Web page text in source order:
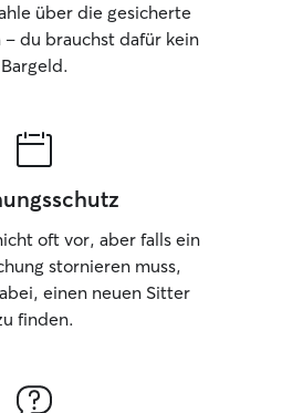
über die gesicherte
du brauchst dafür kein
Bargeld.
oft vor, aber falls ein
stornieren muss,
einen neuen Sitter
finden.